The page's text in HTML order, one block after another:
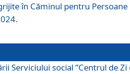
în Căminul pentru Persoane
Serviciului social ”Centrul de Zi